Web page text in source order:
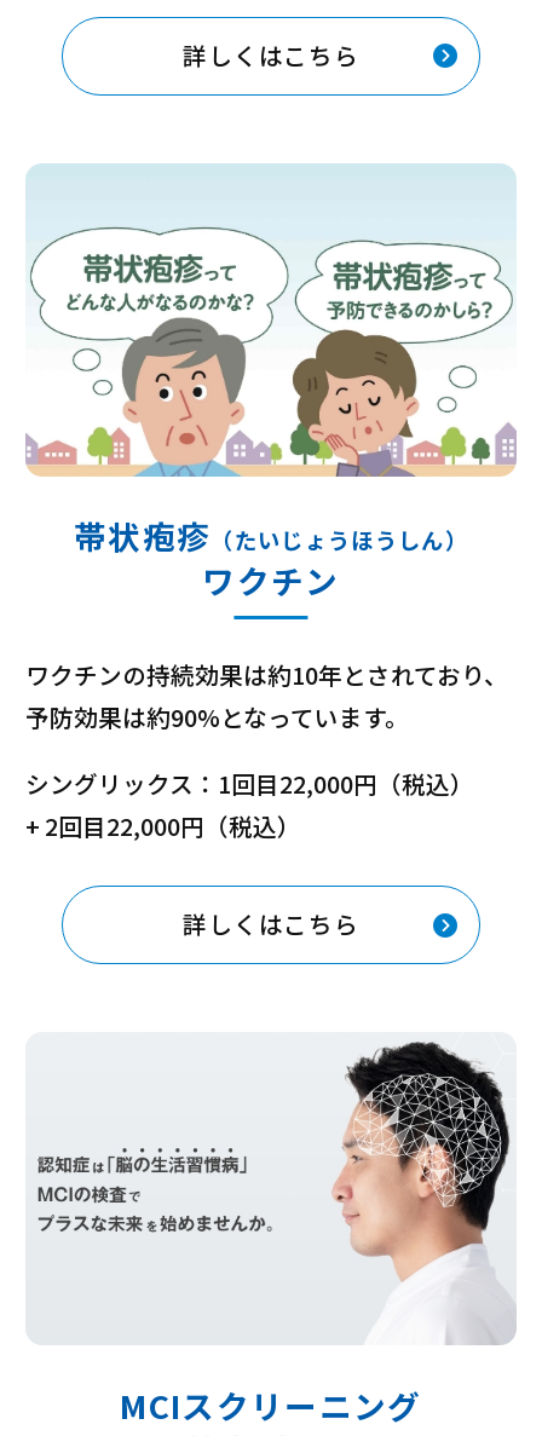
詳しくはこちら
帯状疱疹 （たいじょうほうしん）
ワクチン
ワクチンの持続効果は約10年とされており、
予防効果は約90%となっています。
シングリックス：1回目22,000円（税込）
+ 2回目22,000円（税込）
詳しくはこちら
MCIスクリーニング